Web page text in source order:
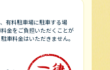
有料駐車場に駐車する場
金をご負担いただくことが
車料金はいただきません。